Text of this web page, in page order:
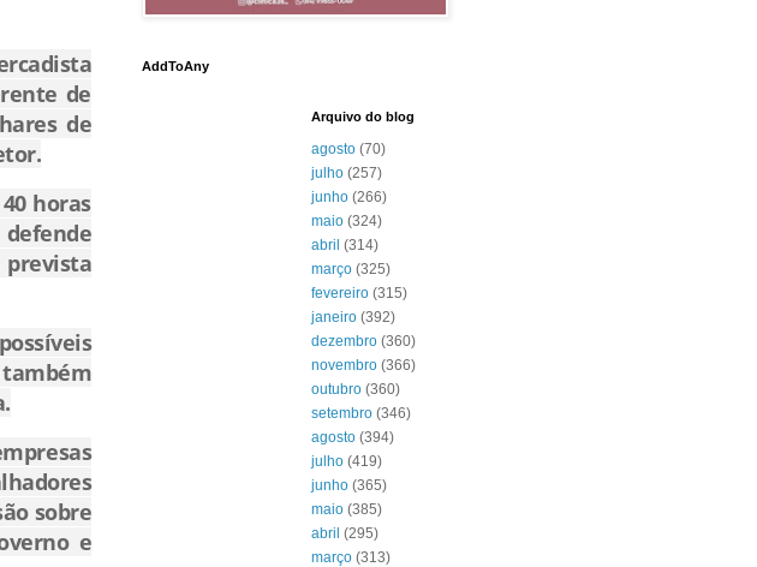
de
de
horas
sobre
e
AddToAny
Arquivo do blog
agosto (70)
julho (257)
junho (266)
maio (324)
abril (314)
março (325)
fevereiro (315)
janeiro (392)
dezembro (360)
novembro (366)
outubro (360)
setembro (346)
agosto (394)
julho (419)
junho (365)
maio (385)
abril (295)
março (313)